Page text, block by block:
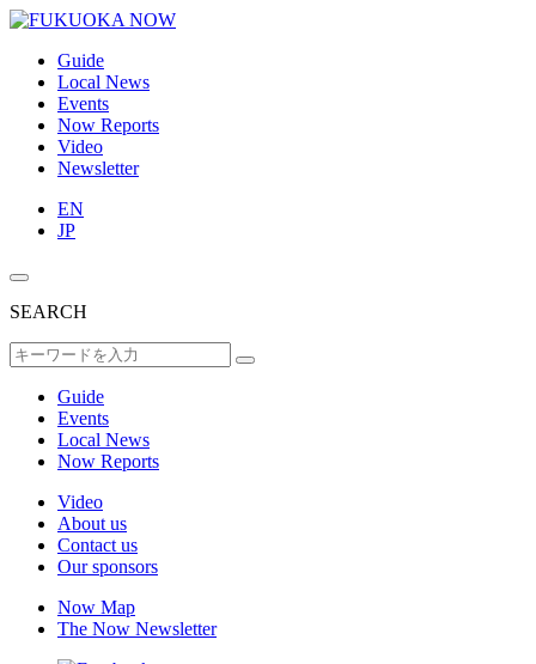
Guide
Local News
Events
Now Reports
Video
Newsletter
EN
JP
SEARCH
Guide
Events
Local News
Now Reports
Video
About us
Contact us
Our sponsors
Now Map
The Now Newsletter